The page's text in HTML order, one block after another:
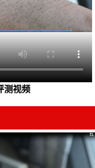
测视频